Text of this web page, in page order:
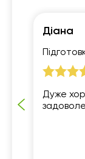
Діана
Дуже